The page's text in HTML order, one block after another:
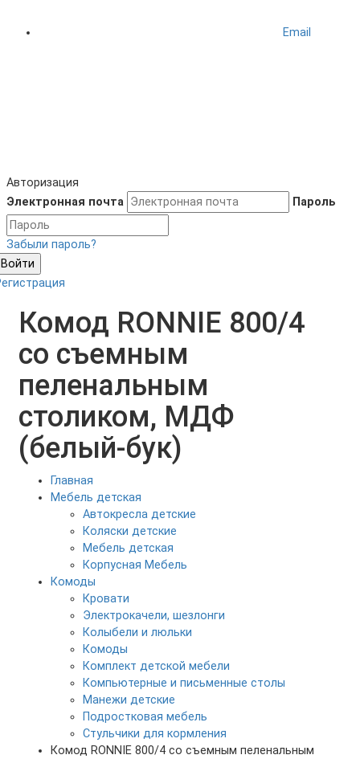
Email
Авторизация
Электронная почта
Пароль
Забыли пароль?
Войти
Комод RONNIE 800/4
со съемным
пеленальным
столиком, МДФ
(белый-бук)
Главная
Мебель детская
Автокресла детские
Коляски детские
Мебель детская
Корпусная Мебель
Комоды
Кровати
Электрокачели, шезлонги
Колыбели и люльки
Комоды
Комплект детской мебели
Компьютерные и письменные столы
Манежи детские
Подростковая мебель
Стульчики для кормления
Комод RONNIE 800/4 со съемным пеленальным